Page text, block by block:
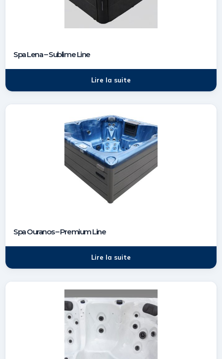
Spa Lena – Sublime Line
Lire la suite
Spa Ouranos – Premium Line
Lire la suite